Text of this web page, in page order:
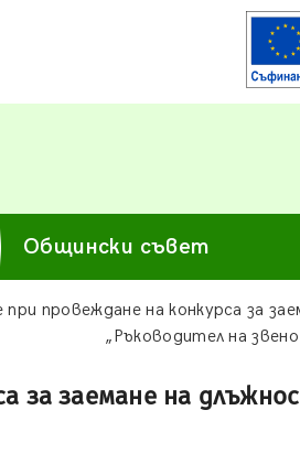
Общински съвет
провеждане на конкурса за
„Ръководител на
за заемане на